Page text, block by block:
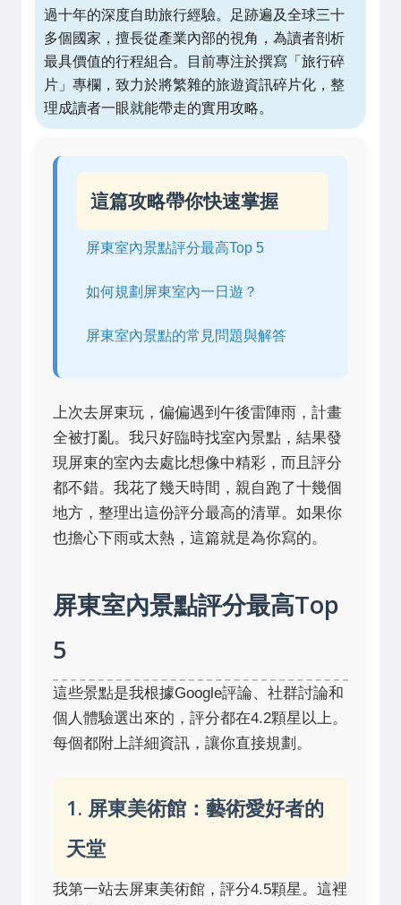
過十年的深度自助旅行經驗。足跡遍及全球三十
多個國家，擅長從產業內部的視角，為讀者剖析
最具價值的行程組合。目前專注於撰寫「旅行碎
片」專欄，致力於將繁雜的旅遊資訊碎片化，整
理成讀者一眼就能帶走的實用攻略。
這篇攻略帶你快速掌握
屏東室內景點評分最高Top 5
如何規劃屏東室內一日遊？
屏東室內景點的常見問題與解答
上次去屏東玩，偏偏遇到午後雷陣雨，計畫
全被打亂。我只好臨時找室內景點，結果發
現屏東的室內去處比想像中精彩，而且評分
都不錯。我花了幾天時間，親自跑了十幾個
地方，整理出這份評分最高的清單。如果你
也擔心下雨或太熱，這篇就是為你寫的。
屏東室內景點評分最高Top
5
這些景點是我根據Google評論、社群討論和
個人體驗選出來的，評分都在4.2顆星以上。
每個都附上詳細資訊，讓你直接規劃。
1. 屏東美術館：藝術愛好者的
天堂
我第一站去屏東美術館，評分4.5顆星。這裡